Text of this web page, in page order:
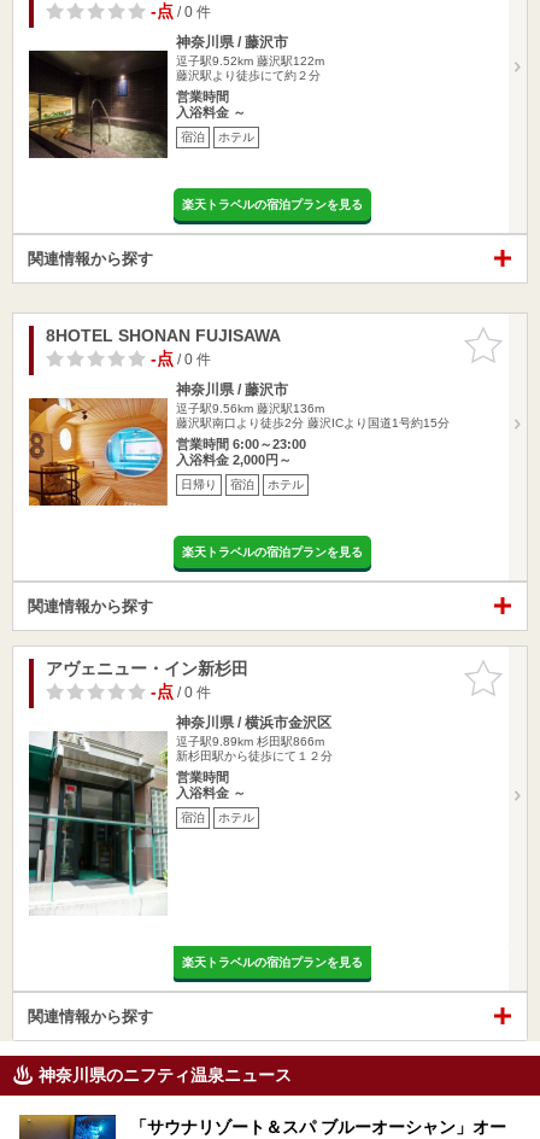
-点/ 0 件
神奈川県 / 藤沢市
逗子駅9.52km 藤沢駅122m
藤沢駅より徒歩にて約２分
営業時間
入浴料金 ～
宿泊 ホテル
楽天トラベルの宿泊プランを見る
関連情報から探す
お気に入
りに追加
8HOTEL SHONAN FUJISAWA
-点/ 0 件
神奈川県 / 藤沢市
逗子駅9.56km 藤沢駅136m
藤沢駅南口より徒歩2分 藤沢ICより国道1号約15分
営業時間 6:00～23:00
入浴料金 2,000円～
日帰り 宿泊 ホテル
楽天トラベルの宿泊プランを見る
関連情報から探す
お気に入
りに追加
アヴェニュー・イン新杉田
-点/ 0 件
神奈川県 / 横浜市金沢区
逗子駅9.89km 杉田駅866m
新杉田駅から徒歩にて１２分
営業時間
入浴料金 ～
宿泊 ホテル
楽天トラベルの宿泊プランを見る
関連情報から探す
神奈川県のニフティ温泉ニュース
「サウナリゾート＆スパ ブルーオーシャン」オー